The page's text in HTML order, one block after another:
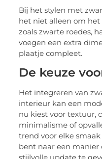
Bij het stylen met
het niet alleen om het
zoals zwarte roedes,
voegen een extra
plaatje compleet.
De keuze
Het integreren van
interieur kan een
nu kiest voor textuur,
minimalisme of
trend voor elke
bent naar een